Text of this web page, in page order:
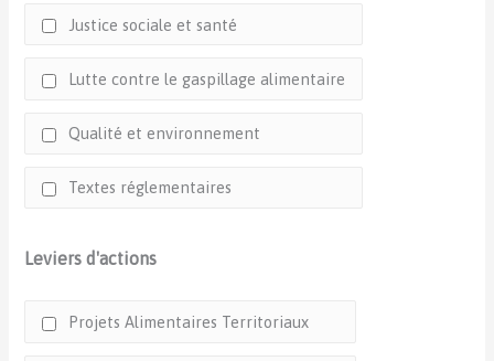
Justice sociale et santé
Lutte contre le gaspillage alimentaire
Qualité et environnement
Textes réglementaires
Leviers d'actions
Projets Alimentaires Territoriaux